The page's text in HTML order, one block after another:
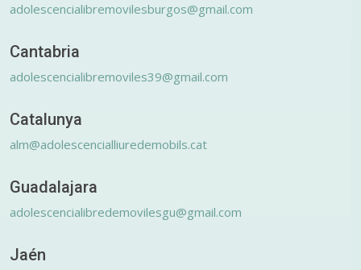
adolescencialibremovilesburgos@gmail.com
Cantabria
adolescencialibremoviles39@gmail.com
Catalunya
alm@adolescencialliuredemobils.cat
Guadalajara
adolescencialibredemovilesgu@gmail.com
Jaén